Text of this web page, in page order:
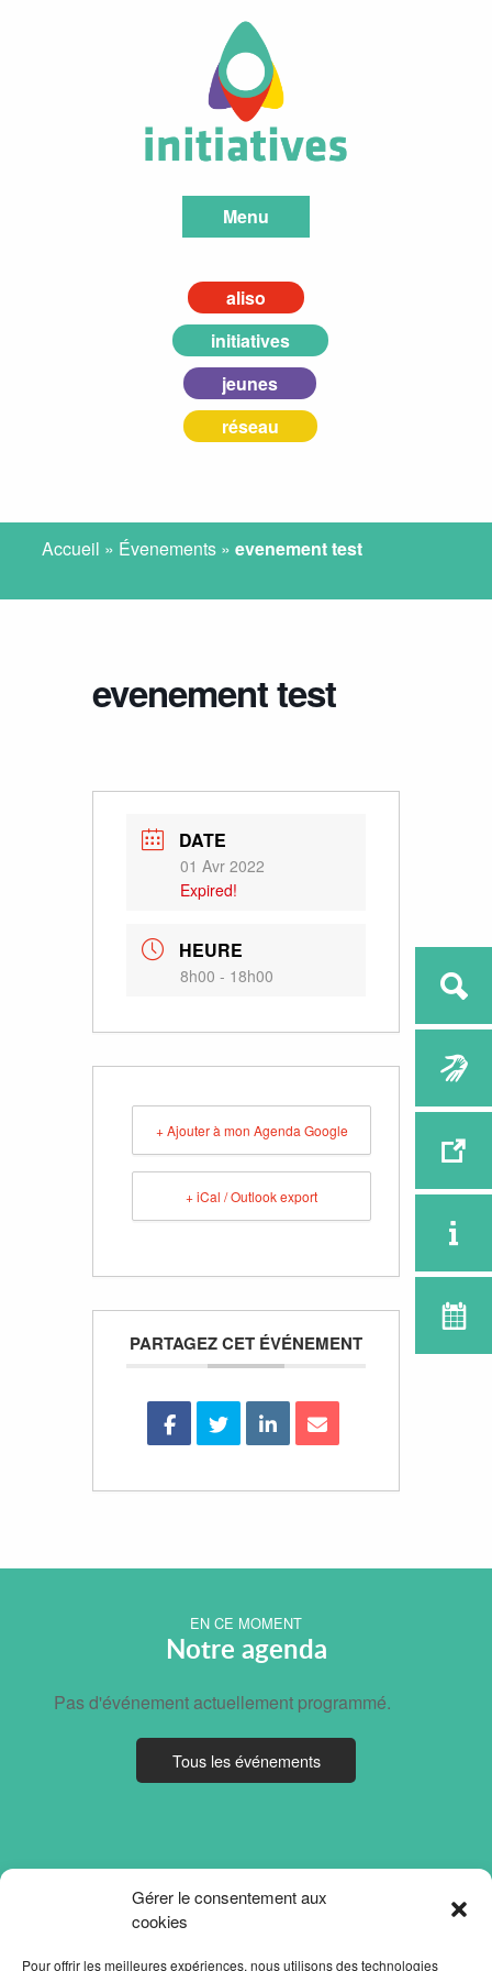
Gérer le consentement aux
cookies
Pour offrir les meilleures expériences, nous utilisons des technologies
Menu
aliso
initiatives
jeunes
réseau
Accueil » Évenements »evenement test
evenement test
DATE
01 Avr 2022
Expired!
HEURE
8h00 - 18h00
+ Ajouter à mon Agenda Google
+ iCal / Outlook export
PARTAGEZ CET ÉVÉNEMENT
EN CE MOMENT
Notre agenda
Pas d'événement actuellement programmé.
Tous les événements